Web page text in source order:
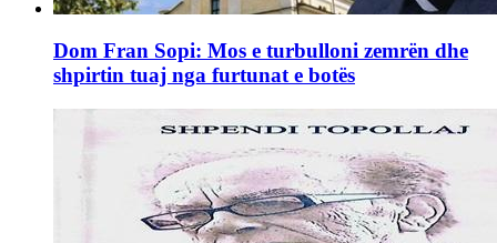
Dom Fran Sopi: Mos e turbulloni zemrën dhe
shpirtin tuaj nga furtunat e botës